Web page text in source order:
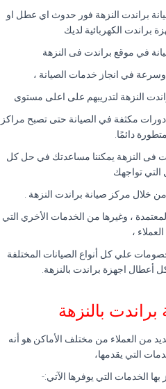
براندت النزهة فور حدوث اي عطل او
الكهربائية لديك
في موقع براندت فى النزهة
في انجاز خدمات الصيانة ،
النزهة لتدريبهم على اعلى مستوى
مكثفة في الصيانة حتى تصبح مراكز
دائمًا
فى النزهة يمكننا مساعدتك في حل كل
التي تواجهك
خلال مركز صيانة براندت النزهة
، وغيرها من الخدمات الأخري التي
،
علي كل أنواع الصيانات المختلفة
أعطال اجهزة براندت بالنزهة
بالنزهة
من العملاء من مختلف الأماكن هو أنه
التي يقدمها،
الخدمات التي يوفرها الآتي:-